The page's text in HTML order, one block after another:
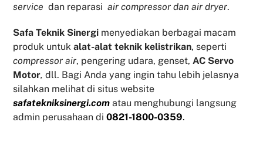
service dan reparasiair compressor dan air dryer.
Safa Teknik Sinergi menyediakan berbagai macam
produk untukalat-alat teknik kelistrikan, seperti
compressor air, pengering udara, genset,AC Servo
Motor, dll. Bagi Anda yang ingin tahu lebih jelasnya
silahkan melihat di situs website
safatekniksinergi.com atau menghubungi langsung
admin perusahaan di0821-1800-0359.